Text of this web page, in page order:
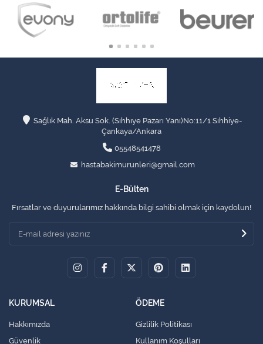
Sağlık Mah. Aksu Sok. (Sıhhıye Pazarı Yanı)No:11/1 Sıhhiye-
Çankaya/Ankara
05548541478
hastabakimurunleri@gmail.com
E-Bülten
Fırsatlar ve duyurularımız hakkında bilgi sahibi olmak için kaydolun!
KURUMSAL
Hakkımızda
Güvenlik
ÖDEME
Gizlilik Politikası
Kullanım Koşulları